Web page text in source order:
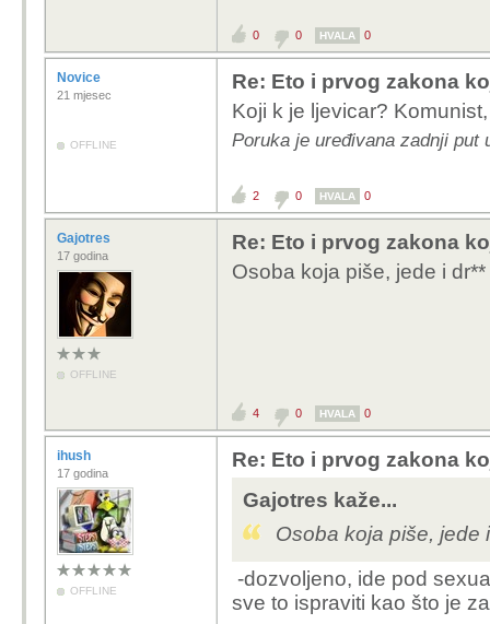
0 0 HVALA 0
Novice
21 mjesec
OFFLINE
Re: Eto i prvog zakona
Koji k je ljevicar?
Poruka je uređivana zadnji put
2 0 HVALA 0
Gajotres
17 godina
OFFLINE
Re: Eto i prvog zakona
Osoba koja piše, jede i
4 0 HVALA 0
ihush
17 godina
OFFLINE
Re: Eto i prvog zakona
Gajotres kaže...
Osoba koja piše, jede
-dozvoljeno, ide pod
sve to ispraviti kao što je